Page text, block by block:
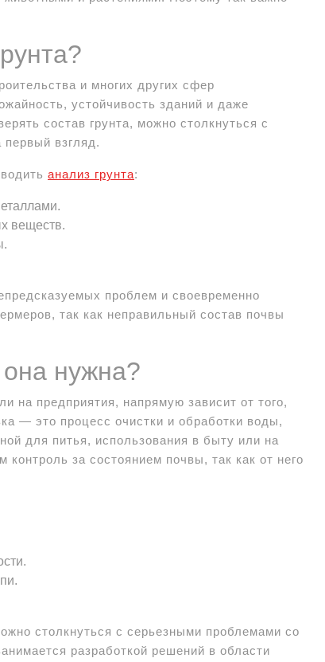
и многих других сфер
устойчивость зданий и даже
состав грунта, можно столкнуться с
взгляд.
анализ грунта:
веществ.
проблем и своевременно
так как неправильный состав почвы
нужна?
на предприятия, напрямую зависит от того,
— это процесс очистки и обработки воды,
для питья, использования в быту или на
за состоянием почвы, так как от него
столкнуться с серьезными проблемами со
разработкой решений в области